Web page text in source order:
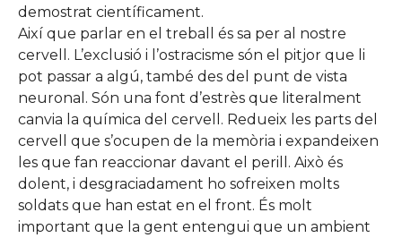
demostrat científicament.
Així que parlar en el treball és sa per al nostre
cervell. L’exclusió i l’ostracisme són el pitjor que li
pot passar a algú, també des del punt de vista
neuronal. Són una font d’estrès que literalment
canvia la química del cervell. Redueix les parts del
cervell que s’ocupen de la memòria i expandeixen
les que fan reaccionar davant el perill. Això és
dolent, i desgraciadament ho sofreixen molts
soldats que han estat en el front. És molt
important que la gent entengui que un ambient